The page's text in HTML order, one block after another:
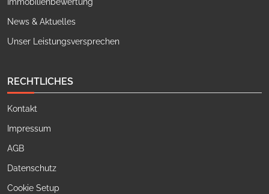
Immobilienbewertung
News & Aktuelles
Unser Leistungsversprechen
RECHTLICHES
Kontakt
Impressum
AGB
Datenschutz
Cookie Setup